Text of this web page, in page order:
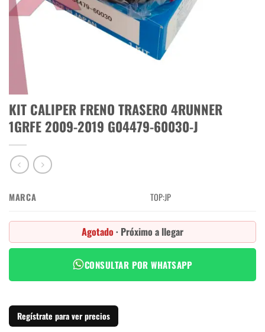
KIT CALIPER FRENO TRASERO 4RUNNER
1GRFE 2009-2019 G04479-60030-J
MARCA TOP:JP
Agotado · Próximo a llegar
CONSULTAR POR WHATSAPP
Regístrate para ver precios